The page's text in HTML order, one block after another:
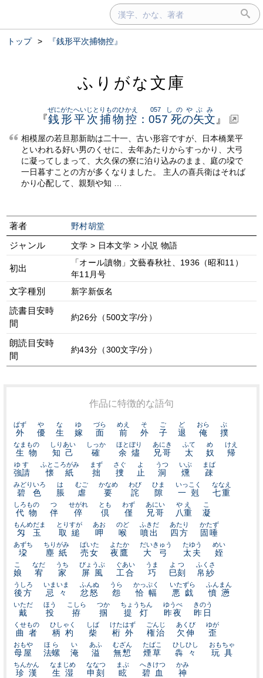
トップ > 『銭形平次捕物控』
ふりがな文庫
『銭形平次捕物控
ぜにがたへいじとりものひかえ
： 057 死の矢文
057 しのやぶみ
』
相模屋の若旦那新助は二十一、古い形容ですが、日本橋業平
といわれる好い男のくせに、去年あたりからすっかり、大弓
に凝ってしまって、大久保の寮に泊り込みのまま、庭の垜で
一日暮すことの方が多くなりました。 主人の喜兵衛はそれば
かり心配して、親類や知 …
著者 野村胡堂
ジャンル 文学 > 日本文学 > 小説 物語
初出
「オール讀物」文藝春秋社、1936（昭和11）
年11月号
文字種別 新字新仮名
読書目安時
間
約26分（500文字/分）
朗読目安時
間
約43分（300文字/分）
作品に特徴的な語句
外
ぱず
優
や
生
な
嫁
ゆ
面
づら
前
めえ
外
そ
子
ご
退
ど
俺
おら
撲
ぶ
生物
なまもの
知己
しりあい
確
しっか
余燼
ほとぼり
兄哥
あにき
太
ふて
奴
め
帰
けえ
強請
ゆす
懐紙
ふところがみ
拙
まず
捜
さぐ
止
よ
洞
うつ
燻
いぶ
疎
まば
碧色
みどりいろ
脹
は
虐
むご
要
かなめ
詫
わび
隙
ひま
一剋
いっこく
七重
ななえ
代物
しろもの
伴
つ
倅
せがれ
倶
とも
僅
わず
兄哥
あにい
八重
やえ
凝
こ
匁玉
もんめだま
取縋
とりすが
呷
あお
喉
のど
噴出
ふきだ
四方
あたり
固唾
かたず
垜
あずち
塵紙
ちりがみ
売女
ばいた
夜鷹
よたか
大弓
だいきゅう
太夫
たゆう
姪
めい
娘
こ
宥
なだ
家
うち
屏風
びょうぶ
工合
ぐあい
巧
うま
巳刻
よつ
帛紗
ふくさ
後方
うしろ
忌々
いまいま
忿怒
ふんぬ
怨
うら
恰幅
かっぷく
悪戯
いたずら
憤懣
ふんまん
戴
いただ
投
ほう
拵
こしら
掴
つか
提灯
ちょうちん
昨夜
ゆうべ
昨日
きのう
曲者
くせもの
柄杓
ひしゃく
柴
しば
桁外
けたはず
権治
ごんじ
欠伸
あくび
歪
ゆが
母屋
おもや
法螺
ほら
淹
い
溢
あふ
無慙
むざん
煙草
たばこ
犇々
ひしひし
玩具
おもちゃ
珍漢
ちんかん
生湿
なまじめ
申刻
ななつ
眩
まぶ
碧血
へきけつ
神
かみ